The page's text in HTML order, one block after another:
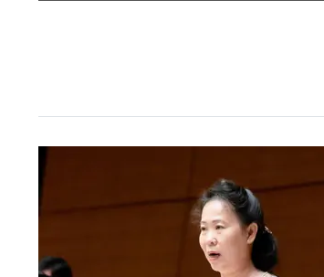
Thế giới